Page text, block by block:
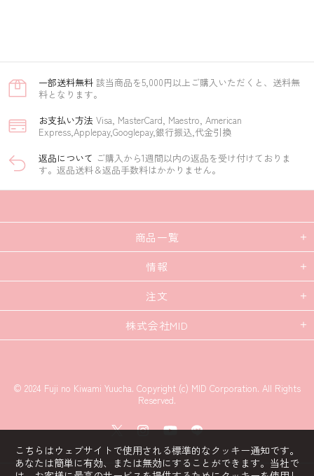
一部​送料無料 該当商品を5,000円以上ご購入いただくと、送料無
料となります。
お支払い方​法 Visa, MasterCard, Maestro, American
Express,Applepay,Googlepay,銀行振込,代金引換
返品に​ついて​ ご購入から1週間以内の返品を受け付けておりま
す。返品送料＆返品手数料はかかりません。
商品一覧
情報
注文
株式会社MID
© 2024 Fuji no Kiwami Yuucha. Copyright (c) MID Corporation. All Rights
Reserved.
こちらはウェブサイトで使用される標準的なクッキー通知です。
あなたは簡単に有効、または無効にすることができます。当社で